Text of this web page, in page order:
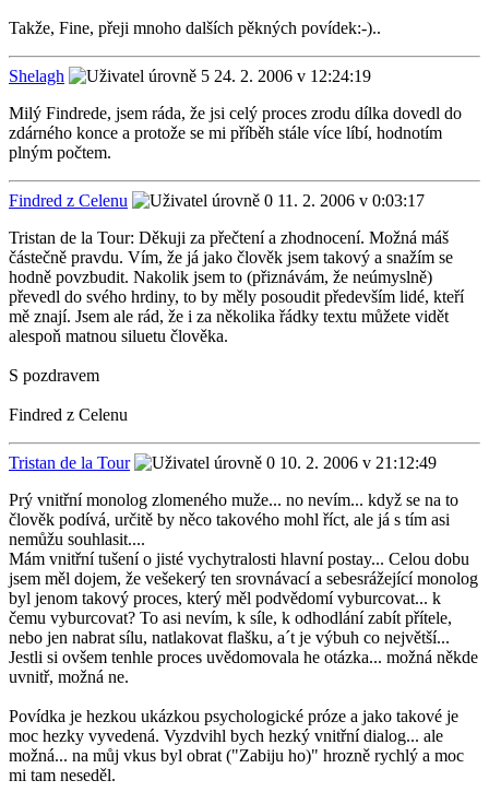
Takže, Fine, přeji mnoho dalších pěkných povídek:-)..
Shelagh
24. 2. 2006 v 12:24:19
Milý Findrede, jsem ráda, že jsi celý proces zrodu dílka dovedl do
zdárného konce a protože se mi příběh stále více líbí, hodnotím
plným počtem.
Findred z Celenu
11. 2. 2006 v 0:03:17
Tristan de la Tour: Děkuji za přečtení a zhodnocení. Možná máš
částečně pravdu. Vím, že já jako člověk jsem takový a snažím se
hodně povzbudit. Nakolik jsem to (přiznávám, že neúmyslně)
převedl do svého hrdiny, to by měly posoudit především lidé, kteří
mě znají. Jsem ale rád, že i za několika řádky textu můžete vidět
alespoň matnou siluetu člověka.
S pozdravem
Findred z Celenu
Tristan de la Tour
10. 2. 2006 v 21:12:49
Prý vnitřní monolog zlomeného muže... no nevím... když se na to
člověk podívá, určitě by něco takového mohl říct, ale já s tím asi
nemůžu souhlasit....
Mám vnitřní tušení o jisté vychytralosti hlavní postay... Celou dobu
jsem měl dojem, že vešekerý ten srovnávací a sebesrážející monolog
byl jenom takový proces, který měl podvědomí vyburcovat... k
čemu vyburcovat? To asi nevím, k síle, k odhodlání zabít přítele,
nebo jen nabrat sílu, natlakovat flašku, a´t je výbuh co největší...
Jestli si ovšem tenhle proces uvědomovala he otázka... možná někde
uvnitř, možná ne.
Povídka je hezkou ukázkou psychologické próze a jako takové je
moc hezky vyvedená. Vyzdvihl bych hezký vnitřní dialog... ale
možná... na můj vkus byl obrat ("Zabiju ho)" hrozně rychlý a moc
mi tam neseděl.